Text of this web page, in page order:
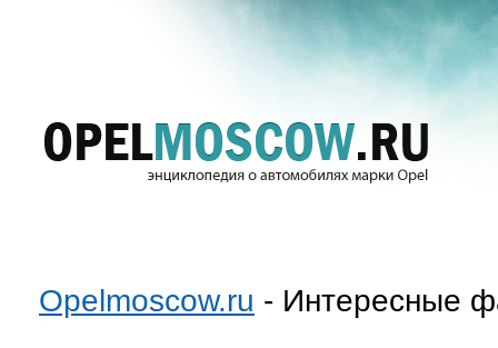
Opelmoscow.ru - Интересные